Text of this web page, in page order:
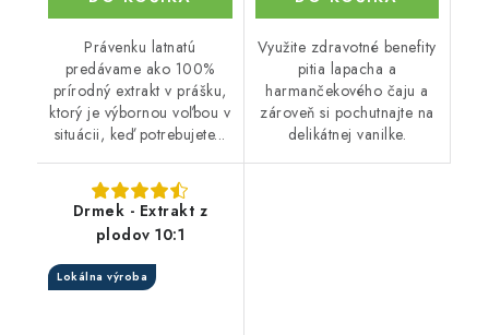
Právenku latnatú
predávame ako 100%
prírodný extrakt v prášku,
ktorý je výbornou voľbou v
situácii, keď potrebujete...
Využite zdravotné benefity
pitia lapacha a
harmančekového čaju a
zároveň si pochutnajte na
delikátnej vanilke.
Drmek - Extrakt z
plodov 10:1
Lokálna výroba